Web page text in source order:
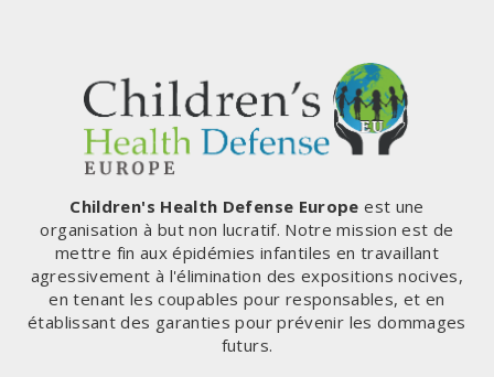
Children's Health Defense Europe est une
organisation à but non lucratif. Notre mission est de
mettre fin aux épidémies infantiles en travaillant
agressivement à l'élimination des expositions nocives,
en tenant les coupables pour responsables, et en
établissant des garanties pour prévenir les dommages
futurs.